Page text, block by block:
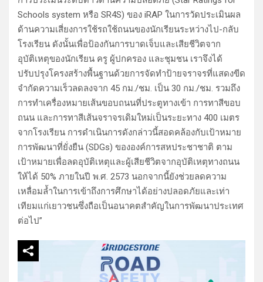
Schools system หรือ SR4S) ของ iRAP ในการวัดประเมินผล
ด้านความเสี่ยงการใช้รถใช้ถนนของนักเรียนระหว่างไป-กลับ
โรงเรียน ดังนั้นเพื่อป้องกันการบาดเจ็บและเสียชีวิตจาก
อุบัติเหตุของนักเรียน ครู ผู้ปกครอง และชุมชน เราจึงได้
ปรับปรุงโครงสร้างพื้นฐานด้วยการจัดทำป้ายจราจรที่แสดงขีด
จำกัดความเร็วลดลงจาก 45 กม./ชม. เป็น 30 กม./ชม. รวมถึง
การทำเครื่องหมายเส้นขอบถนนที่ประตูทางเข้า การทาสีขอบ
ถนน และการทาสีเส้นจราจรเดิมใหม่เป็นระยะทาง 400 เมตร
จากโรงเรียน การดำเนินการดังกล่าวนี้สอดคล้องกับเป้าหมาย
การพัฒนาที่ยั่งยืน (SDGs) ขององค์การสหประชาชาติ ตาม
เป้าหมายเพื่อลดอุบัติเหตุและผู้เสียชีวิตจากอุบัติเหตุทางถนน
ให้ได้ 50% ภายในปี พ.ศ. 2573 นอกจากนี้ยังช่วยลดความ
เหลื่อมล้ำในการเข้าถึงการศึกษาได้อย่างปลอดภัยและเท่า
เทียมแก่เยาวชนซึ่งถือเป็นอนาคตสำคัญในการพัฒนาประเทศ
ต่อไป”